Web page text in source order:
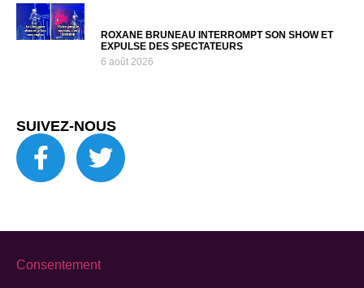
ROXANE BRUNEAU INTERROMPT SON SHOW ET
EXPULSE DES SPECTATEURS
6 août 2026
SUIVEZ-NOUS
Consentement